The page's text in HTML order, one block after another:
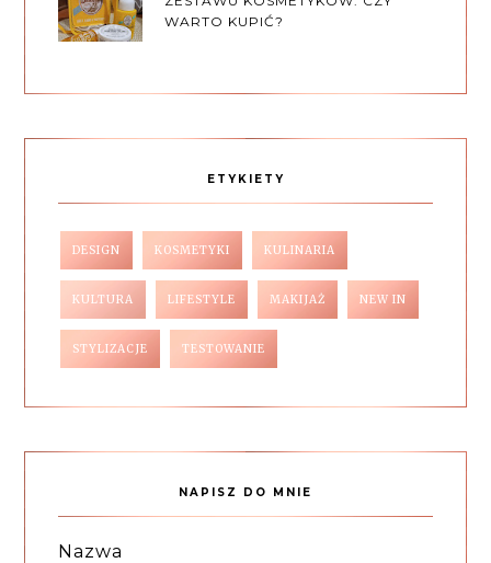
WARTO KUPIĆ?
ETYKIETY
DESIGN KOSMETYKI KULINARIA
KULTURA LIFESTYLE MAKIJAŻ NEW IN
STYLIZACJE TESTOWANIE
NAPISZ DO MNIE
Nazwa